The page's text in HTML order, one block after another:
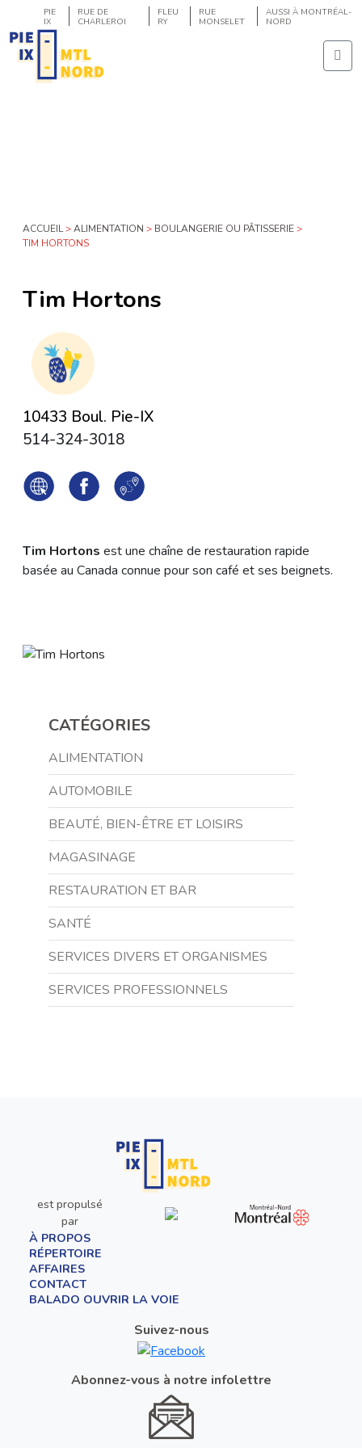
PIE
IX
RUE DE
CHARLEROI
FLEU
RY
RUE
MONSELET
AUSSI À MONTRÉAL-
NORD
ACCUEIL>ALIMENTATION > BOULANGERIE OU PÂTISSERIE>
TIM HORTONS
Tim Hortons
10433 Boul. Pie-IX
514-324-3018
Tim Hortons est une chaîne de restauration rapide
basée au Canada connue pour son café et ses beignets.
CATÉGORIES
ALIMENTATION
AUTOMOBILE
BEAUTÉ, BIEN-ÊTRE ET LOISIRS
MAGASINAGE
RESTAURATION ET BAR
SANTÉ
SERVICES DIVERS ET ORGANISMES
SERVICES PROFESSIONNELS
est propulsé
par
À PROPOS
RÉPERTOIRE
AFFAIRES
CONTACT
BALADO OUVRIR LA VOIE
Suivez-nous
Abonnez-vous à notre infolettre